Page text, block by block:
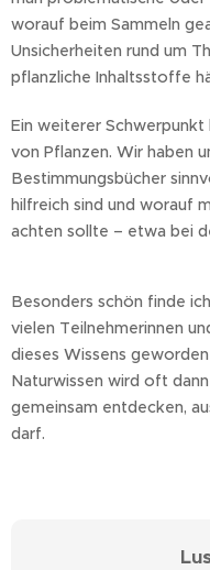
worauf beim Sammeln
Unsicherheiten rund um
pflanzliche Inhaltsstoffe
Ein weiterer
von Pflanzen. Wir haben
Bestimmungsbücher
hilfreich sind und worauf
achten sollte – etwa bei
Besonders schön finde
vielen Teilnehmerinnen
dieses Wissens
Naturwissen wird oft
gemeinsam entdecken,
darf.
🌿